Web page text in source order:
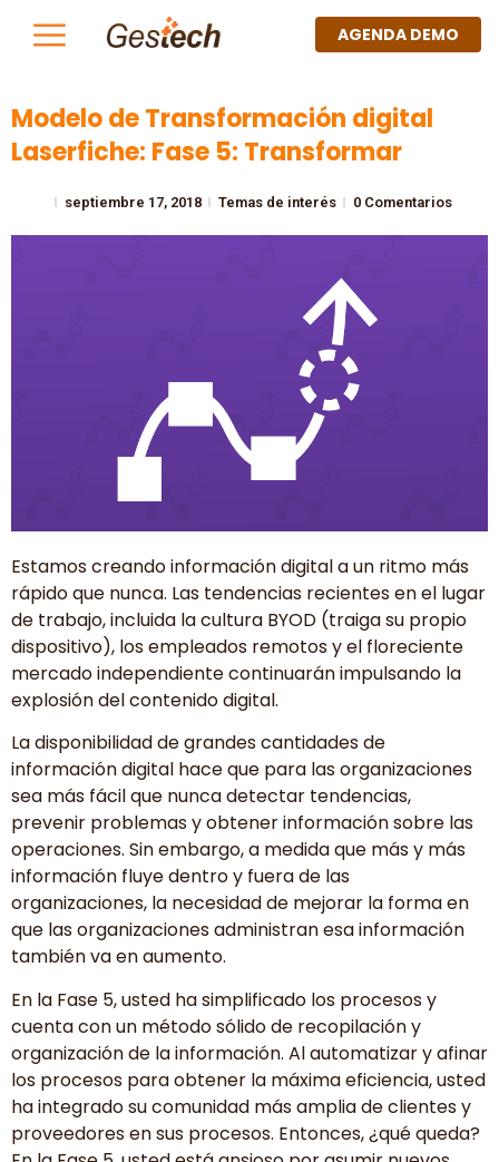
AGENDA DEMO
Modelo de Transformación digital
Laserfiche: Fase 5: Transformar
septiembre 17, 2018 Temas de interés 0 Comentarios
Estamos creando información digital a un ritmo más
rápido que nunca. Las tendencias recientes en el lugar
de trabajo, incluida la cultura BYOD (traiga su propio
dispositivo), los empleados remotos y el floreciente
mercado independiente continuarán impulsando la
explosión del contenido digital.
La disponibilidad de grandes cantidades de
información digital hace que para las organizaciones
sea más fácil que nunca detectar tendencias,
prevenir problemas y obtener información sobre las
operaciones. Sin embargo, a medida que más y más
información fluye dentro y fuera de las
organizaciones, la necesidad de mejorar la forma en
que las organizaciones administran esa información
también va en aumento.
En la Fase 5, usted ha simplificado los procesos y
cuenta con un método sólido de recopilación y
organización de la información. Al automatizar y afinar
los procesos para obtener la máxima eficiencia, usted
ha integrado su comunidad más amplia de clientes y
proveedores en sus procesos. Entonces, ¿qué queda?